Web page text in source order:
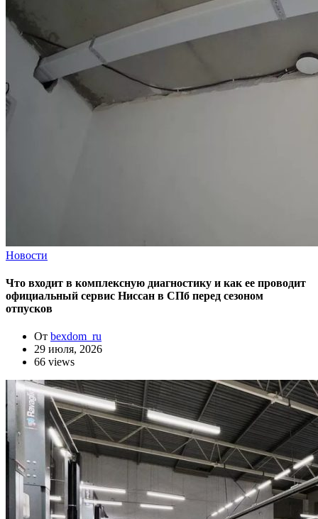
Новости
Что входит в комплексную диагностику и как ее проводит
официальный сервис Ниссан в СПб перед сезоном
отпусков
От bexdom_ru
29 июля, 2026
66 views